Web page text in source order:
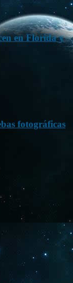
en Florida y
fotográficas